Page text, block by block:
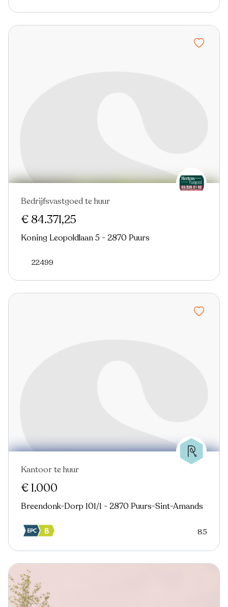
Bedrijfsvastgoed te huur
€ 84.371,25
Koning Leopoldlaan 5 - 2870 Puurs
22499
Kantoor te huur
€ 1.000
Breendonk-Dorp 101/1 - 2870 Puurs-Sint-Amands
85